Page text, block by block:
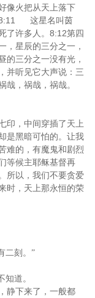
像火把从天上落下
这星名叫茵
了许多人。 8:12第四
，星辰的三分之一，
的三分之一没有光，
并听见它大声说：三
哉，祸哉，祸哉。
印，中间穿插了天上
是黑暗可怕的。让我
难的，有魔鬼和剧烈
等候主耶稣基督再
所以，我们不要贪爱
时，天上那永恒的荣
二刻。”
道。
静下来了，一般都